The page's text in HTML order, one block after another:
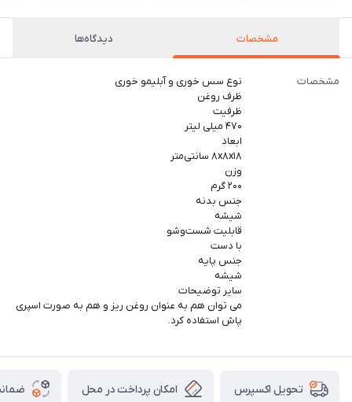
مشخصات دیدگاه‌ها
مشخصات
نوع سس خوری و آبلیمو خوری
ظرف روغن
ظرفیت
۴۷۰ میلی لیتر
ابعاد
۸x۸x۱۸ سانتی‌متر
وزن
۲۰۰ گرم
جنس بدنه
شیشه
قابلیت شست‌وشو
با دست
جنس پایه
شیشه
سایر توضیحات
می توان هم به عنوان روغن ریز و هم به صورت اسپری
پاش استفاده کرد.
تحویل اکسپرس امکان پرداخت در محل